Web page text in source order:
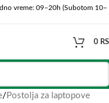
vreme: 09–20h (Subotom 10–
0
/ Postolja za laptopove